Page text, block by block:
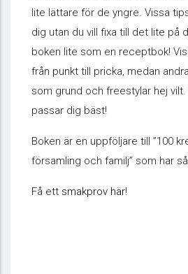
lite lättare för de yngre. Vissa
dig utan du vill fixa till det lite på
boken lite som en receptbok!
från punkt till pricka, medan
som grund och freestylar hej
passar dig bäst!
Boken är en uppföljare till ”100
församling och familj” som har
Få ett smakprov här!